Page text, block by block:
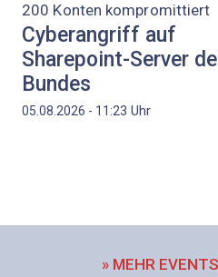
200 Konten kompromittiert
Cyberangriff auf
Sharepoint-Server
Bundes
05.08.2026 - 11:23 Uhr
» MEHR EVENTS